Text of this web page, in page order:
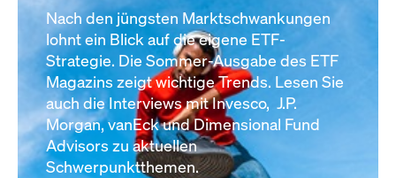
Nach den jüngsten Marktschwankungen
lohnt ein Blick auf die eigene ETF-
Strategie. Die Sommer-Ausgabe des ETF
Magazins zeigt wichtige Trends. Lesen Sie
auch die Interviews mit Invesco, J.P.
Morgan, vanEck und Dimensional Fund
Advisors zu aktuellen
Schwerpunktthemen.